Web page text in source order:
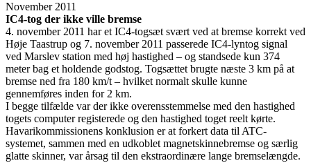
November 2011
IC4-tog der ikke ville bremse
4. november 2011 har et IC4-togsæt svært ved at bremse korrekt ved
Høje Taastrup og 7. november 2011 passerede IC4-lyntog signal
ved Marslev station med høj hastighed – og standsede kun 374
meter bag et holdende godstog. Togsættet brugte næste 3 km på at
bremse ned fra 180 km/t – hvilket normalt skulle kunne
gennemføres inden for 2 km.
I begge tilfælde var der ikke overensstemmelse med den hastighed
togets computer registerede og den hastighed toget reelt kørte.
Havarikommissionens konklusion er at forkert data til ATC-
systemet, sammen med en udkoblet magnetskinnebremse og særlig
glatte skinner, var årsag til den ekstraordinære lange bremselængde.